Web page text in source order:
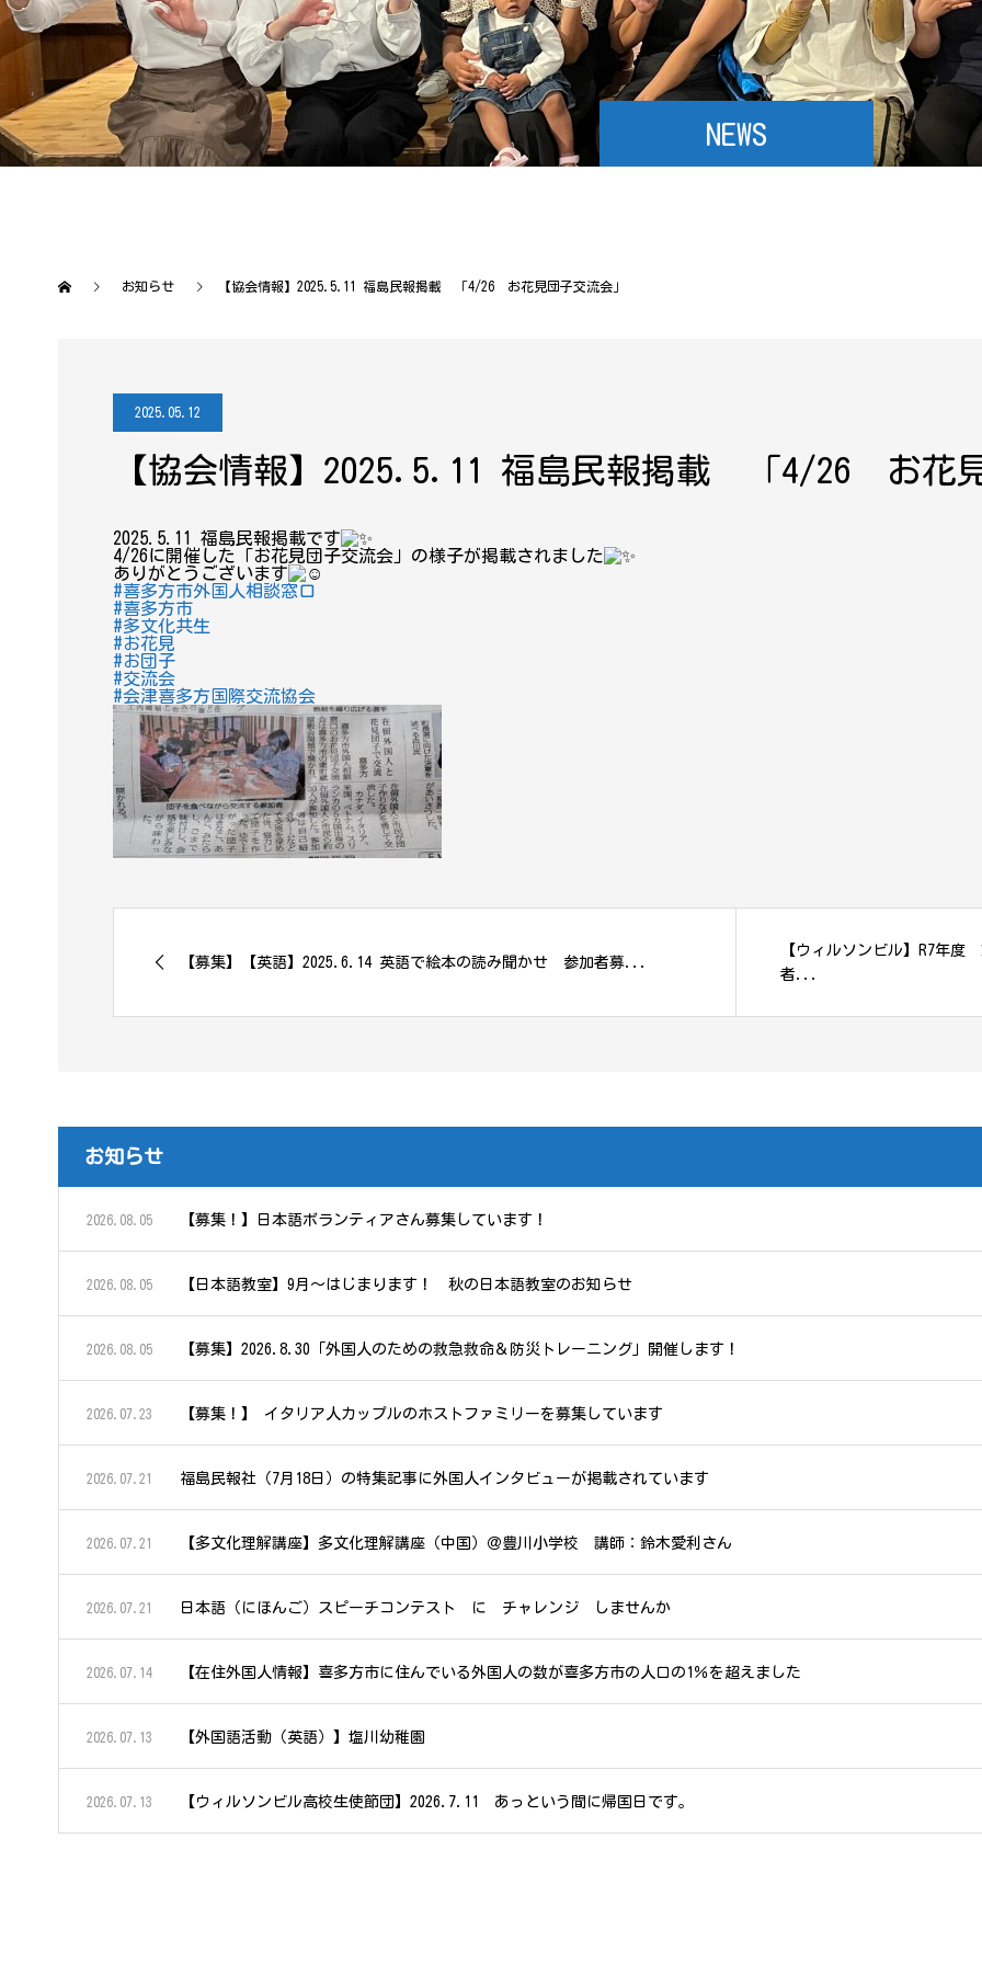
NEWS
お知らせ 【協会情報】2025.5.11 福島民報掲載 「4/26 お花見団子交流会」
2025.05.12
【協会情報】2025.5.11 福島民報掲載 「4/26 お花見
2025.5.11 福島民報掲載です
4/26に開催した「お花見団子交流会」の様子が掲載されました
ありがとうございます
#喜多方市外国人相談窓口
#喜多方市
#多文化共生
#お花見
#お団子
#交流会
#会津喜多方国際交流協会
【募集】【英語】2025.6.14 英語で絵本の読み聞かせ 参加者募...
【ウィルソンビル】R7年
者...
お知らせ
2026.08.05 【募集！】日本語ボランティアさん募集しています！
2026.08.05 【日本語教室】9月～はじまります！ 秋の日本語教室のお知らせ
2026.08.05 【募集】2026.8.30「外国人のための救急救命＆防災トレーニング」開催します！
2026.07.23 【募集！】 イタリア人カップルのホストファミリーを募集しています
2026.07.21 福島民報社（7月18日）の特集記事に外国人インタビューが掲載されています
2026.07.21 【多文化理解講座】多文化理解講座（中国）＠豊川小学校 講師：鈴木愛利さん
2026.07.21 日本語（にほんご）スピーチコンテスト に チャレンジ しませんか
2026.07.14 【在住外国人情報】喜多方市に住んでいる外国人の数が喜多方市の人口の1％を超えました
2026.07.13 【外国語活動（英語）】塩川幼稚園
2026.07.13 【ウィルソンビル高校生使節団】2026.7.11 あっという間に帰国日です。